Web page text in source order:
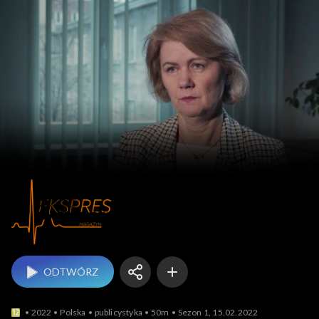
ODTWÓRZ
2022 Polska publicystyka 50m Sezon 1, 15.02.2022